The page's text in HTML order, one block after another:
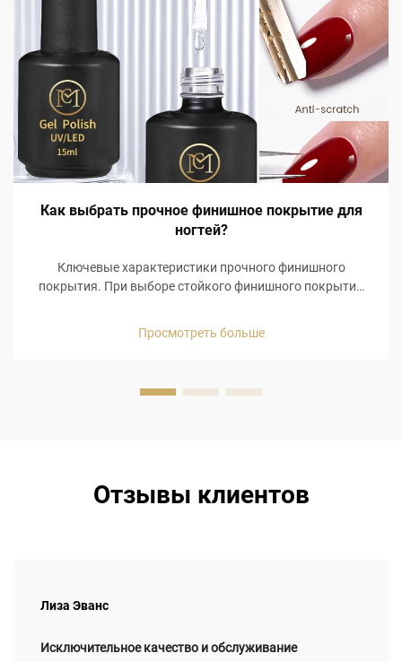
Как выбрать прочное финишное покрытие для
ногтей?
Ключевые характеристики прочного финишного
покрытия. При выборе стойкого финишного покрытия
пользователя. Прочные финишные покрытия могут
Просмотреть больше
Отзывы клиентов
Лиза Эванс
Исключительное качество и обслуживание